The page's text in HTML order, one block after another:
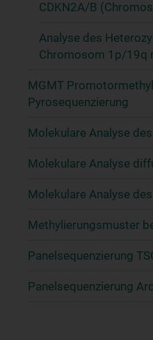
CDKN2A/B
Analyse des
Chromosom 1p/19q
MGMT
Pyrosequenzierung
Molekulare Analyse
Molekulare Analyse
Molekulare Analyse
Methylierungsmuster
Panelsequenzierung
Panelsequenzierung